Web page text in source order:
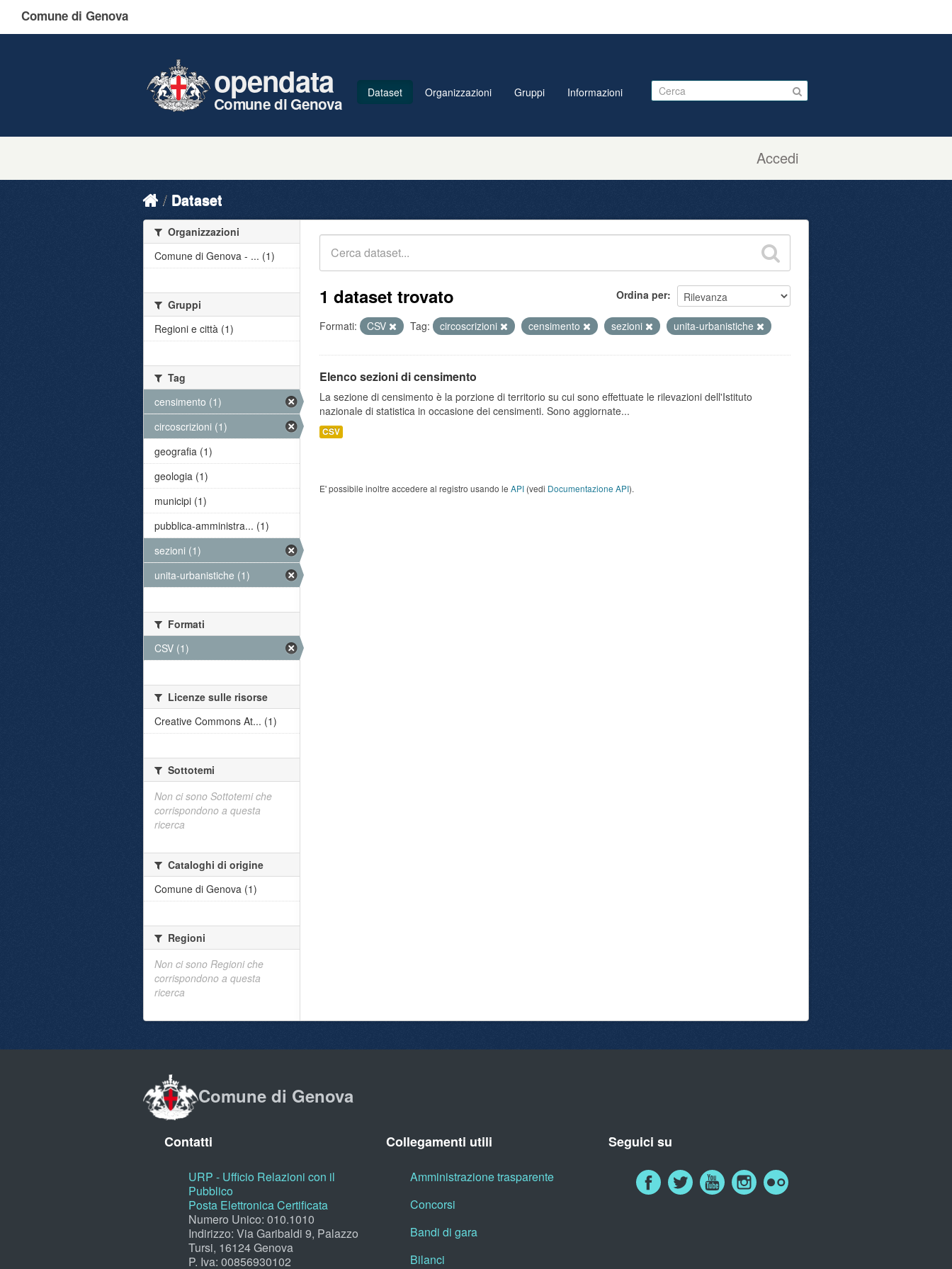
Comune di Genova
Accedi
opendata
Comune di Genova
Dataset Organizzazioni Gruppi Informazioni
Dataset
Ordina per
1 dataset trovato
Formati: CSV Tag: circoscrizioni censimento sezioni unita-urbanistiche
Elenco sezioni di censimento
La sezione di censimento è la porzione di territorio su cui sono effettuate le rilevazioni dell'Istituto
nazionale di statistica in occasione dei censimenti. Sono aggiornate...
CSV
E' possibile inoltre accedere al registro usando le API (vedi Documentazione API).
Organizzazioni
Comune di Genova - ... (1)
Gruppi
Regioni e città (1)
Tag
censimento (1)
circoscrizioni (1)
geografia (1)
geologia (1)
municipi (1)
pubblica-amministra... (1)
sezioni (1)
unita-urbanistiche (1)
Formati
CSV (1)
Licenze sulle risorse
Creative Commons At... (1)
Sottotemi
Non ci sono Sottotemi che
corrispondono a questa
ricerca
Cataloghi di origine
Comune di Genova (1)
Regioni
Non ci sono Regioni che
corrispondono a questa
ricerca
Comune di Genova
Contatti
URP - Ufficio Relazioni con il
Pubblico
Posta Elettronica Certificata
Numero Unico: 010.1010
Indirizzo: Via Garibaldi 9, Palazzo
Tursi, 16124 Genova
P. Iva: 00856930102
Collegamenti utili
Amministrazione trasparente
Concorsi
Bandi di gara
Bilanci
Seguici su